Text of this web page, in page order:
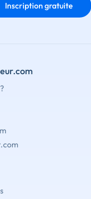
Inscription gratuite